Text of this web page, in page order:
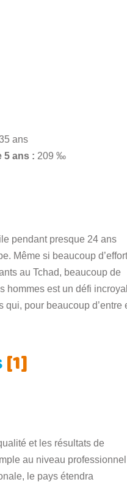
ans
5 ans : 209 ‰
pendant presque 24 ans
Même si beaucoup
au Tchad, beaucoup de
hommes est un défi
pour beaucoup d’entre
[1]
et les résultats de
au niveau
le pays étendra